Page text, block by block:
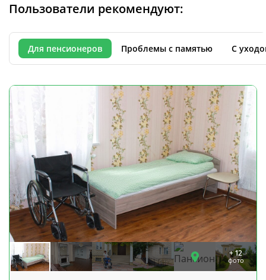
Пользователи рекомендуют:
Для пенсионеров Проблемы с памятью С
+ 12
фото